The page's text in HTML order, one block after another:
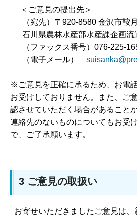
＜ご意見の提出先＞
（宛先）〒920-8580 金沢市鞍
石川県農林水産部水産課企画流
（ファックス番号）076-225-
（電子メール）
※ご意見を正確に承るため、お電
お受けしておりません。また、ご
認させていただく場合があること
連絡先のないものについてもお受
で、ご了承願います。
3 ご意見の取扱い
お寄せいただきましたご意見は